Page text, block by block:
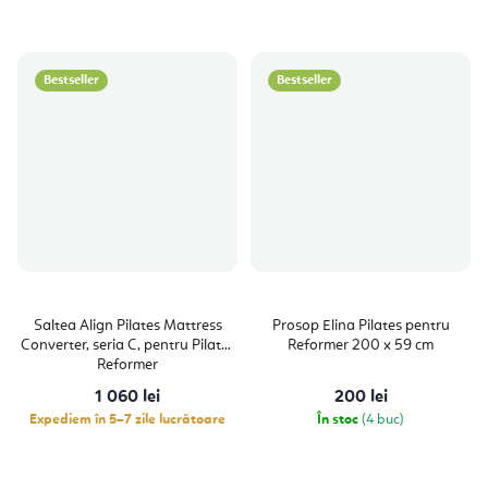
Bestseller
Saltea Align Pilates Mattress
Converter, seria C, pentru Pilates
Reformer
1 060 lei
Expediem în 5–7 zile lucrătoare
Bestseller
Prosop Elina Pilates pentru
Reformer 200 x 59 cm
200 lei
În stoc (4 buc)